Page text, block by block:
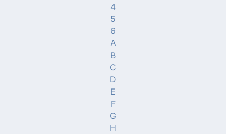
4
5
6
A
B
C
D
E
F
G
H